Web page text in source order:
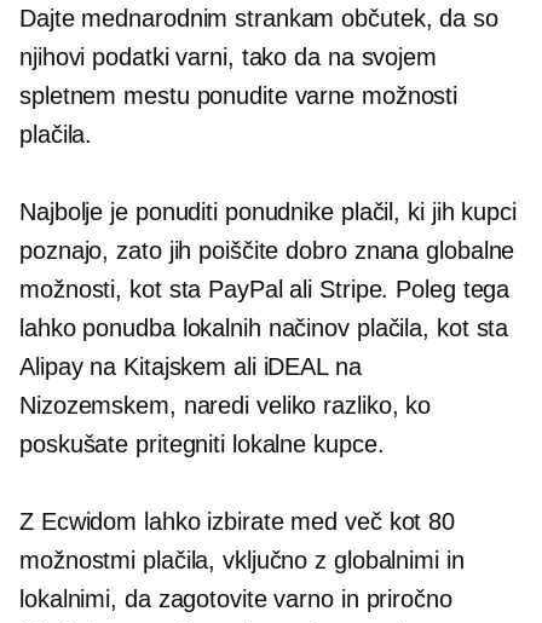
Dajte mednarodnim strankam občutek, da so
njihovi podatki varni, tako da na svojem
spletnem mestu ponudite varne možnosti
plačila.
Najbolje je ponuditi ponudnike plačil, ki jih kupci
poznajo, zato jih poiščitedobro znana globalne
možnosti, kot sta PayPal ali Stripe. Poleg tega
lahko ponudba lokalnih načinov plačila, kot sta
Alipay na Kitajskem ali iDEAL na
Nizozemskem, naredi veliko razliko, ko
poskušate pritegniti lokalne kupce.
Z Ecwidom lahko izbirate med več kot 80
možnostmi plačila, vključno z globalnimi in
lokalnimi, da zagotovite varno in priročno